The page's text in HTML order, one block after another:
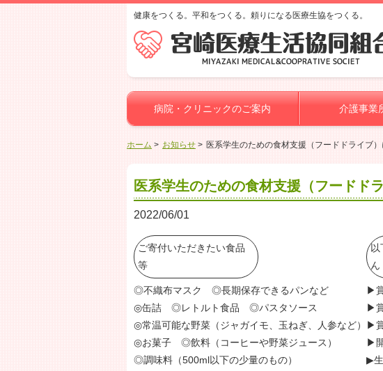
健康をつくる。平和をつくる。頼りになる医療生協をつくる。
病院・クリニックのご案内 介護事業
ホーム お知らせ 医系学生のための食材支援（フードドライブ）
医系学生のための食材支援（フードド
2022/06/01
ご寄付いただきたい食品
等
◎不織布マスク ◎長期保存できるパンなど
◎缶詰 ◎レトルト食品 ◎パスタソース
◎常温可能な野菜（ジャガイモ、玉ねぎ、人参など）
◎お菓子 ◎飲料（コーヒーや野菜ジュース）
◎調味料（500ml以下の少量のもの）
以
ん
▶
▶
▶
▶
▶